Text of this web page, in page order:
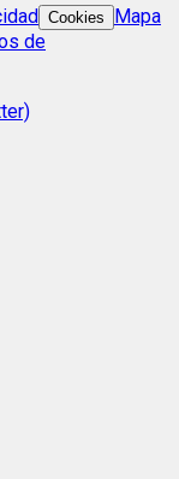
Cookies
Mapa
de